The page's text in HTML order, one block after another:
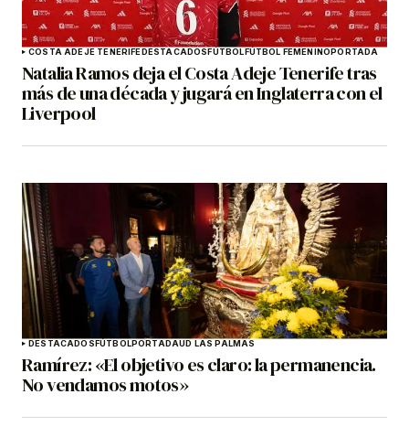
COSTA ADEJE TENERIFEDESTACADOSFÚTBOLFÚTBOL FEMENINOPORTADA
Natalia Ramos deja el Costa Adeje Tenerife tras
más de una década y jugará en Inglaterra con el
Liverpool
DESTACADOSFÚTBOLPORTADAUD LAS PALMAS
Ramírez: «El objetivo es claro: la permanencia.
No vendamos motos»